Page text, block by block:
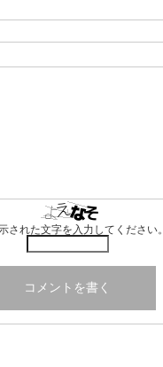
された文字を入力してください。